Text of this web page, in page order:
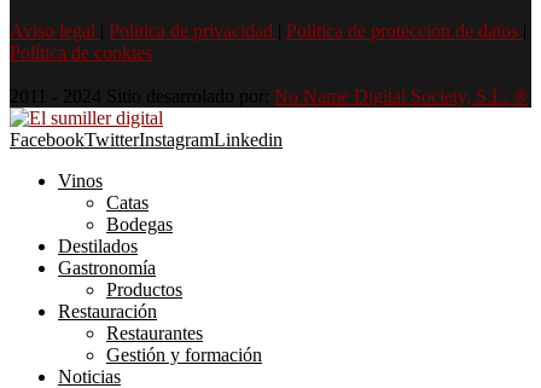
Aviso legal Política de privacidad Política de protección de datos
Política de cookies
2011 - 2024 Sitio desarrolado por: No Name Digital Society, S.L. ®
FacebookTwitterInstagramLinkedin
Vinos
Catas
Bodegas
Destilados
Gastronomía
Productos
Restauración
Restaurantes
Gestión y formación
Noticias